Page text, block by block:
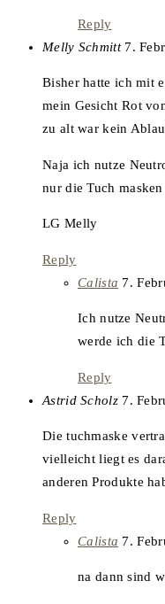
Reply
Melly Schmittsays:
7.
Bisher hatte ich mit
mein Gesicht Rot
zu alt war kein
Naja ich nutze
nur die Tuch
LG Melly
Reply
Calista says:
7.
Ich nutze
werde ich die
Reply
Astrid Scholzsays:
7.
Die tuchmaske
vielleicht liegt es
anderen Produkte
Reply
Calista says:
7.
na dann sind